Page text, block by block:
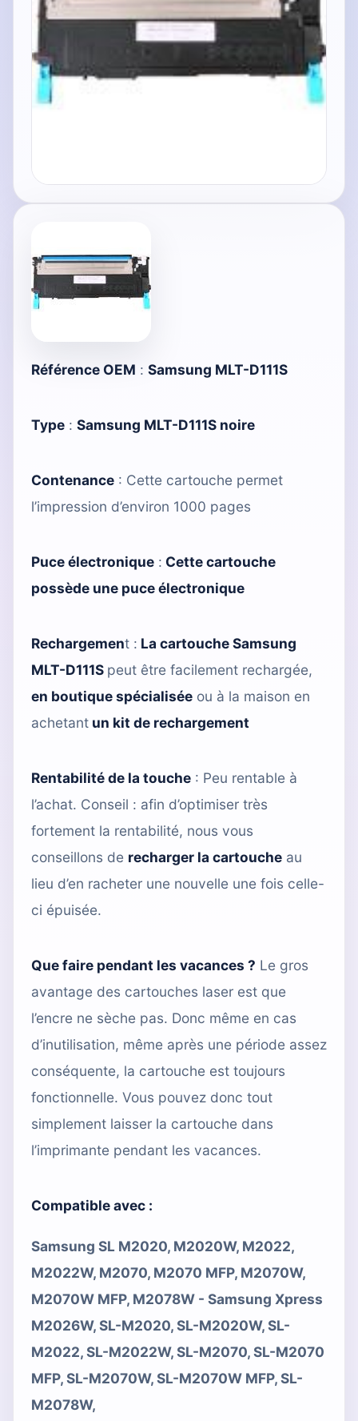
Référence OEM : Samsung MLT-D111S
Type : Samsung MLT-D111S noire
Contenance : Cette cartouche permet
l’impression d’environ 1000 pages
Puce électronique : Cette cartouche
possède une puce électronique
Rechargement : La cartouche Samsung
MLT-D111S peut être facilement rechargée,
en boutique spécialisée ou à la maison en
achetant un kit de rechargement
Rentabilité de la touche : Peu rentable à
l’achat. Conseil : afin d’optimiser très
fortement la rentabilité, nous vous
conseillons de recharger la cartouche au
lieu d’en racheter une nouvelle une fois celle-
ci épuisée.
Que faire pendant les vacances ? Le gros
avantage des cartouches laser est que
l’encre ne sèche pas. Donc même en cas
d’inutilisation, même après une période assez
conséquente, la cartouche est toujours
fonctionnelle. Vous pouvez donc tout
simplement laisser la cartouche dans
l’imprimante pendant les vacances.
Compatible avec :
Samsung SL M2020, M2020W, M2022,
M2022W, M2070, M2070 MFP, M2070W,
M2070W MFP, M2078W - Samsung Xpress
M2026W, SL-M2020, SL-M2020W, SL-
M2022, SL-M2022W, SL-M2070, SL-M2070
MFP, SL-M2070W, SL-M2070W MFP, SL-
M2078W,